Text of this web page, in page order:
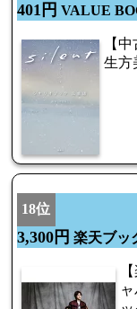
401円 VALUE
【
生方
18位
3,300円 楽天ブッ